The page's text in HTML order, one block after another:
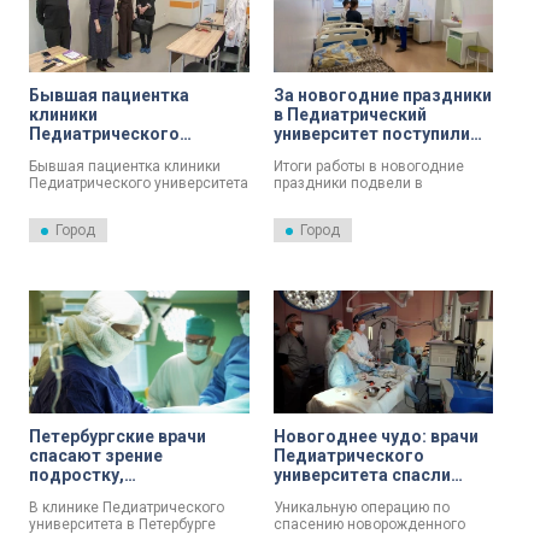
Бывшая пациентка
клиники
Педиатрического
встретилась с врачами,
которые вернули ей
Бывшая пациентка клиники
Педиатрического университета
которые вернули ей здоровье.
Город
За новогодние праздники
в Педиатрический
университет поступили
тяжелыми травмами
Итоги работы в новогодние
праздники подвели в
За это время туда поступили
300 детей, в том числе – с
Город
Петербургские врачи
спасают зрение
подростку,
взрыва петарды
В клинике Педиатрического
университета в Петербурге
Новогоднее чудо: врачи
Педиатрического
университета спасли
сочетанием пороков
Уникальную операцию по
спасению новорожденного